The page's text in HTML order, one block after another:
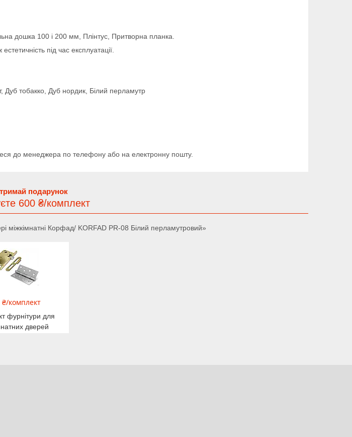
дошка 100 і 200 мм, Плінтус, Притворна планка.
під час експлуатації.
тобакко, Дуб нордик, Білий перламутр
до менеджера по телефону або на електронну пошту.
подарунок
600 ₴/комплект
міжкімнатні Корфад/ KORFAD PR-08 Білий перламутровий»
₴/комплект
фурнітури для
дверей